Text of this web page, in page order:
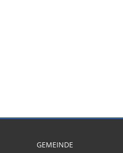
GEMEINDE